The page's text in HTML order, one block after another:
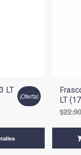
LT
¡Oferta!
LT
$